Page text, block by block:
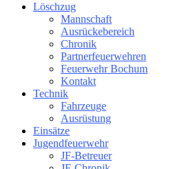
Löschzug
Mannschaft
Ausrückebereich
Chronik
Partnerfeuerwehren
Feuerwehr Bochum
Kontakt
Technik
Fahrzeuge
Ausrüstung
Einsätze
Jugendfeuerwehr
JF-Betreuer